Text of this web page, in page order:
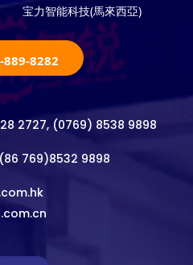
宝力智能科技(馬來西亞)
889-8282
2727, (0769) 8538 9898
769)8532 9898